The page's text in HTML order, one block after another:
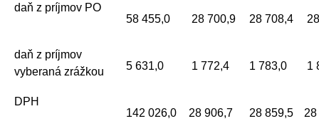
daň z príjmov PO
58 455,0
28 700,9 28 708,4
daň z príjmov
vyberaná zrážkou
5 631,0 1 772,4 1 783,0 1
DPH
142 026,0
28 906,7 28 859,5